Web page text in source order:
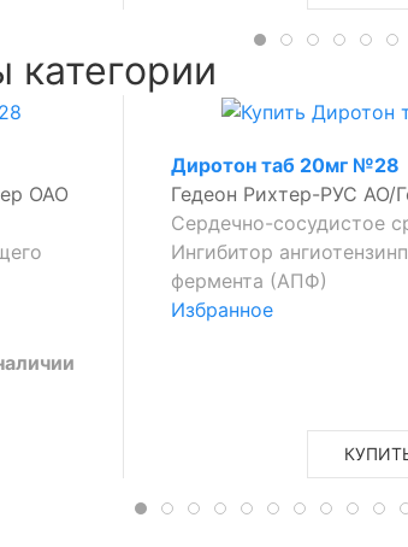
категории
ОАО
Диротон таб 20мг №28
Гедеон Рихтер-РУС АО/
Сердечно-сосудистое
Ингибитор
фермента (АПФ)
Избранное